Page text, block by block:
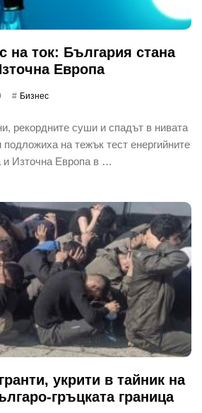
на ток: България стана
Европа
Бизнес
рекордните суши и спадът в нивата
подложиха на тежък тест енергийните
и Източна Европа в …
укрити в тайник на
гръцката граница